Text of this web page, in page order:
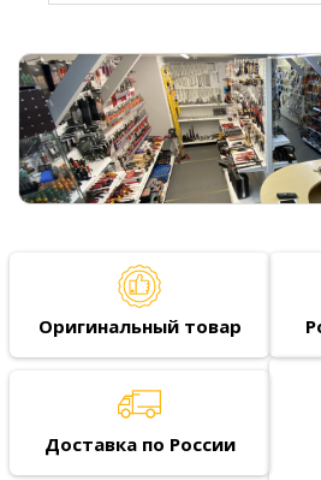
Оригинальный товар
Доставка по России